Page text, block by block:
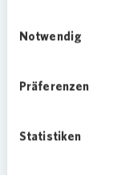
Notwendig
Präferenzen
Statistiken
bei dem
Fläche,